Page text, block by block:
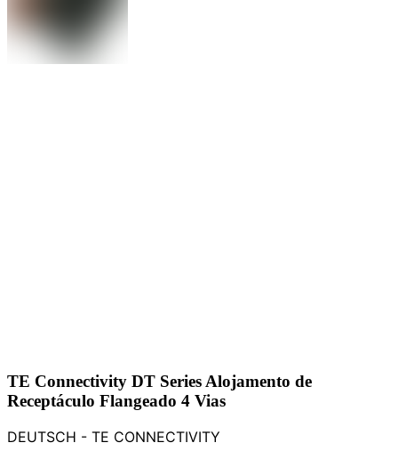
TE Connectivity DT Series Alojamento de
Receptáculo Flangeado 4 Vias
DEUTSCH - TE CONNECTIVITY